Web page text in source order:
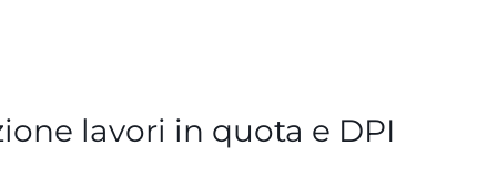
lavori in quota e DPI